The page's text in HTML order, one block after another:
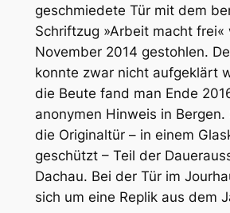
geschmiedete Tür mit dem
Schriftzug »Arbeit macht frei«
November 2014 gestohlen.
konnte zwar nicht aufgeklärt
die Beute fand man Ende
anonymen Hinweis in Bergen.
die Originaltür – in einem
geschützt – Teil der
Dachau. Bei der Tür im
sich um eine Replik aus dem